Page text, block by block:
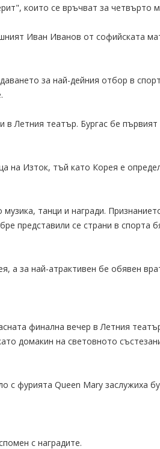
които се връчват за четвърто
Иван Иванов от софийската
за най-дейния отбор в
в Летния театър. Бургас бе
на Изток, тъй като Корея е
танци и награди.
представили се страни в спорта
а за най-атрактивен бе обявен
финална вечер в Летния
домакин на световното
с фурията Queen Mary заслужиха
с наградите.